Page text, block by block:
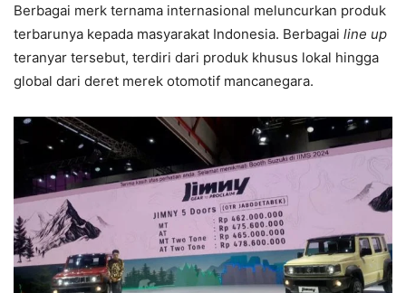
Berbagai merk ternama internasional meluncurkan produk
terbarunya kepada masyarakat Indonesia. Berbagai line up
teranyar tersebut, terdiri dari produk khusus lokal hingga
global dari deret merek otomotif mancanegara.